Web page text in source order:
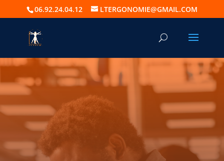
06.92.24.04.12 LTERGONOMIE@GMAIL.COM